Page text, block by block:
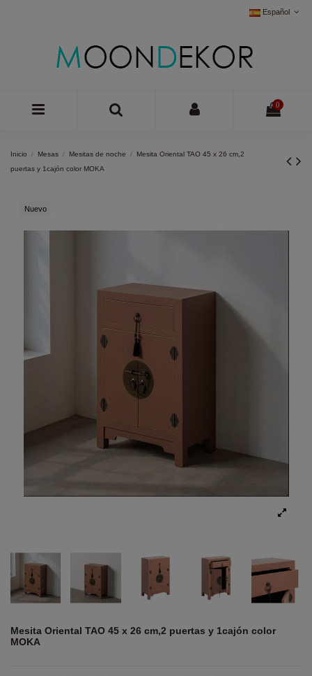
Español
0
Inicio Mesas Mesitas de noche
Mesita Oriental TAO 45 x 26 cm,2
puertas y 1cajón color MOKA
Nuevo
Mesita Oriental TAO 45 x 26 cm,2 puertas y 1cajón color
MOKA